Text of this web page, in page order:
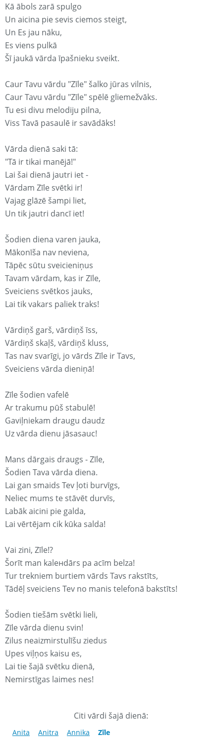
Kā ābols zarā spulgo
Un aicina pie sevis ciemos steigt,
Un Es jau nāku,
Es viens pulkā
Šī jaukā vārda īpašnieku sveikt.
Caur Tavu vārdu "Zīle" šalko jūras vilnis,
Caur Tavu vārdu "Zīle" spēlē gliemežvāks.
Tu esi divu melodiju pilna,
Viss Tavā pasaulē ir savādāks!
Vārda dienā saki tā:
"Tā ir tikai manējā!"
Lai šai dienā jautri iet -
Vārdam Zīle svētki ir!
Vajag glāzē šampi liet,
Un tik jautri dancī iet!
Šodien diena varen jauka,
Mākonīša nav neviena,
Tāpēc sūtu sveicieniņus
Tavam vārdam, kas ir Zīle,
Sveiciens svētkos jauks,
Lai tik vakars paliek traks!
Vārdiņš garš, vārdiņš īss,
Vārdiņš skaļš, vārdiņš kluss,
Tas nav svarīgi, jo vārds Zīle ir Tavs,
Sveiciens vārda dieniņā!
Zīle šodien vafelē
Ar trakumu pūš stabulē!
Gaviļniekam draugu daudz
Uz vārda dienu jāsasauc!
Mans dārgais draugs - Zīle,
Šodien Tava vārda diena.
Lai gan smaids Tev ļoti burvīgs,
Neliec mums te stāvēt durvīs,
Labāk aicini pie galda,
Lai vērtējam cik kūka salda!
Vai zini, Zīle!?
Šorīt man kaleнdārs pa acīm belza!
Tur trekniem burtiem vārds Tavs rakstīts,
Tādēļ sveiciens Tev no manis telefonā bakstīts!
Šodien tiešām svētki lieli,
Zīle vārda dienu svin!
Zilus neaizmirstulīšu ziedus
Upes viļņos kaisu es,
Lai tie šajā svētku dienā,
Nemirstīgas laimes nes!
Citi vārdi šajā dienā:
Anita Anitra Annika Zīle